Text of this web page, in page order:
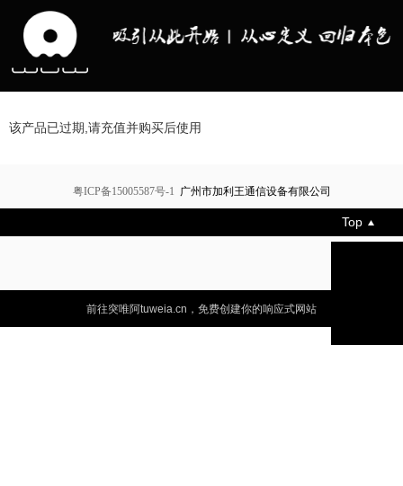
该产品已过期,请充值并购买后使用
粤ICP备15005587号-1 广州市加利王通信设备有限公司
Top
前往突唯阿tuweia.cn，免费创建你的响应式网站